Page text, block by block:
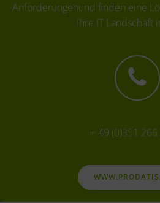
Anforderungenund finden eine
Ihre IT Landschaft
+ 49 (0)351